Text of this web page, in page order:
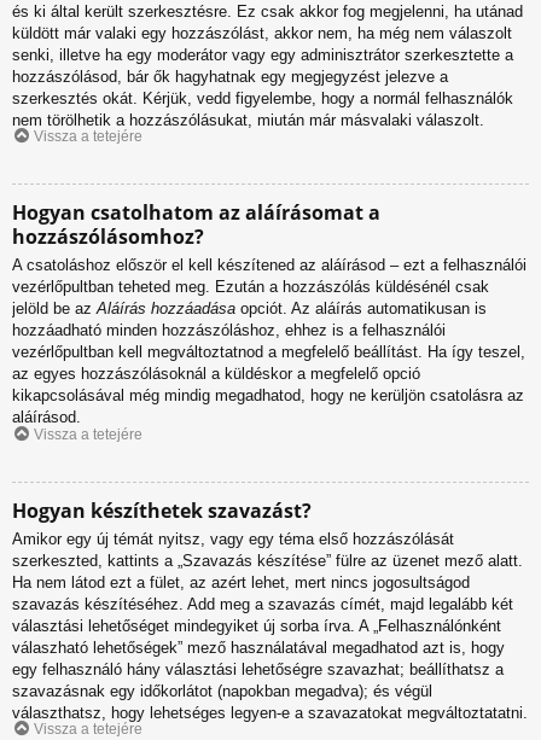
és ki által került szerkesztésre. Ez csak akkor fog megjelenni, ha utánad
küldött már valaki egy hozzászólást, akkor nem, ha még nem válaszolt
senki, illetve ha egy moderátor vagy egy adminisztrátor szerkesztette a
hozzászólásod, bár ők hagyhatnak egy megjegyzést jelezve a
szerkesztés okát. Kérjük, vedd figyelembe, hogy a normál felhasználók
nem törölhetik a hozzászólásukat, miután már másvalaki válaszolt.
Vissza a tetejére
Hogyan csatolhatom az aláírásomat a
hozzászólásomhoz?
A csatoláshoz először el kell készítened az aláírásod – ezt a felhasználói
vezérlőpultban teheted meg. Ezután a hozzászólás küldésénél csak
jelöld be azAláírás hozzáadása opciót. Az aláírás automatikusan is
hozzáadható minden hozzászóláshoz, ehhez is a felhasználói
vezérlőpultban kell megváltoztatnod a megfelelő beállítást. Ha így teszel,
az egyes hozzászólásoknál a küldéskor a megfelelő opció
kikapcsolásával még mindig megadhatod, hogy ne kerüljön csatolásra az
aláírásod.
Vissza a tetejére
Hogyan készíthetek szavazást?
Amikor egy új témát nyitsz, vagy egy téma első hozzászólását
szerkeszted, kattints a „Szavazás készítése” fülre az üzenet mező alatt.
Ha nem látod ezt a fület, az azért lehet, mert nincs jogosultságod
szavazás készítéséhez. Add meg a szavazás címét, majd legalább két
választási lehetőséget mindegyiket új sorba írva. A „Felhasználónként
válaszható lehetőségek” mező használatával megadhatod azt is, hogy
egy felhasználó hány választási lehetőségre szavazhat; beállíthatsz a
szavazásnak egy időkorlátot (napokban megadva); és végül
választhatsz, hogy lehetséges legyen-e a szavazatokat megváltoztatatni.
Vissza a tetejére